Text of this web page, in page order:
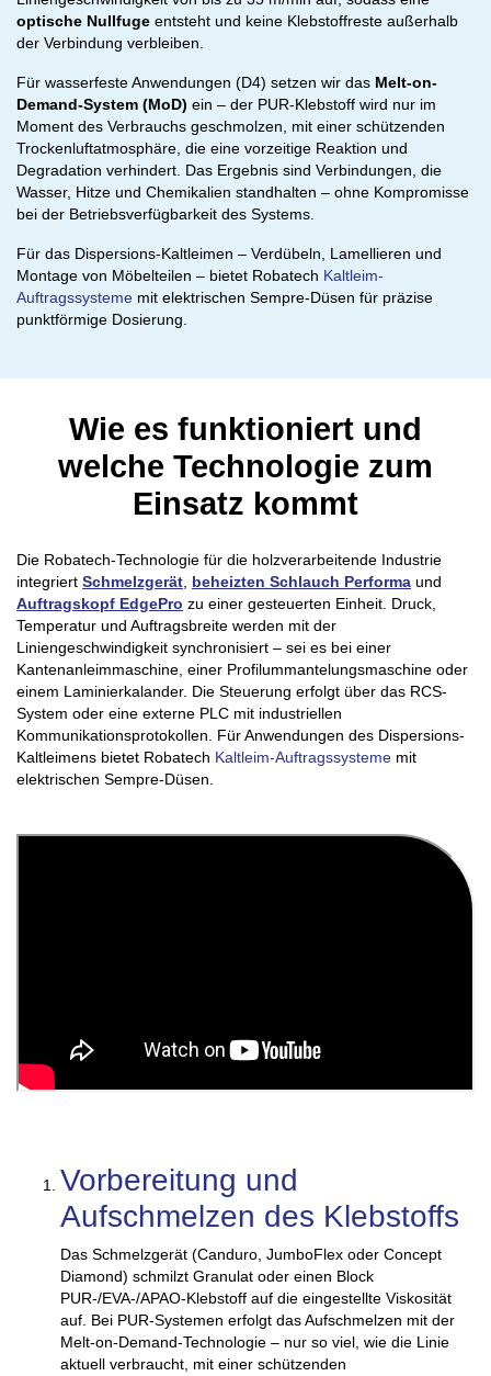
optische Nullfuge entsteht und keine Klebstoffreste außerhalb
der Verbindung verbleiben.
Für wasserfeste Anwendungen (D4) setzen wir das Melt-on-
Demand-System (MoD) ein – der PUR-Klebstoff wird nur im
Moment des Verbrauchs geschmolzen, mit einer schützenden
Trockenluftatmosphäre, die eine vorzeitige Reaktion und
Degradation verhindert. Das Ergebnis sind Verbindungen, die
Wasser, Hitze und Chemikalien standhalten – ohne Kompromisse
bei der Betriebsverfügbarkeit des Systems.
Für das Dispersions-Kaltleimen – Verdübeln, Lamellieren und
Montage von Möbelteilen – bietet Robatech Kaltleim-
Auftragssysteme mit elektrischen Sempre-Düsen für präzise
punktförmige Dosierung.
Wie es funktioniert und
welche Technologie zum
Einsatz kommt
Die Robatech-Technologie für die holzverarbeitende Industrie
integriert Schmelzgerät beheizten Schlauch Performa und
Auftragskopf EdgePro zu einer gesteuerten Einheit. Druck,
Temperatur und Auftragsbreite werden mit der
Liniengeschwindigkeit synchronisiert – sei es bei einer
Kantenanleimmaschine, einer Profilummantelungsmaschine oder
einem Laminierkalander. Die Steuerung erfolgt über das RCS-
System oder eine externe PLC mit industriellen
Kommunikationsprotokollen. Für Anwendungen des Dispersions-
Kaltleimens bietet Robatech Kaltleim-Auftragssysteme mit
elektrischen Sempre-Düsen.
Vorbereitung und
Aufschmelzen des Klebstoffs
Das Schmelzgerät (Canduro, JumboFlex oder Concept
Diamond) schmilzt Granulat oder einen Block
PUR-/EVA-/APAO-Klebstoff auf die eingestellte Viskosität
auf. Bei PUR-Systemen erfolgt das Aufschmelzen mit der
Melt-on-Demand-Technologie – nur so viel, wie die Linie
aktuell verbraucht, mit einer schützenden